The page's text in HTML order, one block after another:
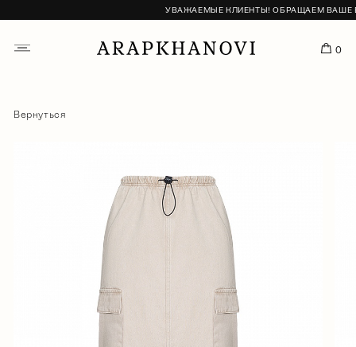
УВАЖАЕМЫЕ КЛИЕНТЫ! ОБРАЩАЕМ ВАШЕ
0
Вернуться